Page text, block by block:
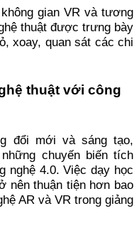
gian VR và tương
thuật được trưng bày
xoay, quan sát các chi
thuật với công
đổi mới và sáng tạo,
chuyến biến tích
nghệ 4.0. Việc dạy học
nên thuận tiện hơn bao
AR và VR trong giảng